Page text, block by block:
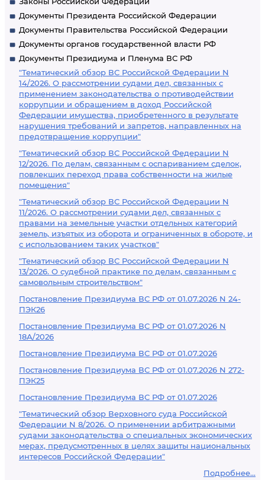
Документы Президента Российской Федерации
Документы Правительства Российской Федерации
Документы органов государственной власти РФ
Документы Президиума и Пленума ВС РФ
"Тематический обзор ВС Российской Федерации N
14/2026. О рассмотрении судами дел, связанных с
применением законодательства о противодействии
коррупции и обращением в доход Российской
Федерации имущества, приобретенного в результате
нарушения требований и запретов, направленных на
предотвращение коррупции"
"Тематический обзор ВС Российской Федерации N
12/2026. По делам, связанным с оспариванием сделок,
повлекших переход права собственности на жилые
помещения"
"Тематический обзор ВС Российской Федерации N
11/2026. О рассмотрении судами дел, связанных с
правами на земельные участки отдельных категорий
земель, изъятых из оборота и ограниченных в обороте, и
с использованием таких участков"
"Тематический обзор ВС Российской Федерации N
13/2026. О судебной практике по делам, связанным с
самовольным строительством"
Постановление Президиума ВС РФ от 01.07.2026 N 24-
ПЭК26
Постановление Президиума ВС РФ от 01.07.2026 N
18А/2026
Постановление Президиума ВС РФ от 01.07.2026
Постановление Президиума ВС РФ от 01.07.2026 N 272-
ПЭК25
Постановление Президиума ВС РФ от 01.07.2026
"Тематический обзор Верховного суда Российской
Федерации N 8/2026. О применении арбитражными
судами законодательства о специальных экономических
мерах, предусмотренных в целях защиты национальных
интересов Российской Федерации"
Подробнее...